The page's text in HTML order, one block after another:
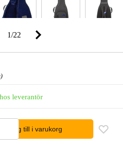
1/22
leverantör
lägg till i varukorg